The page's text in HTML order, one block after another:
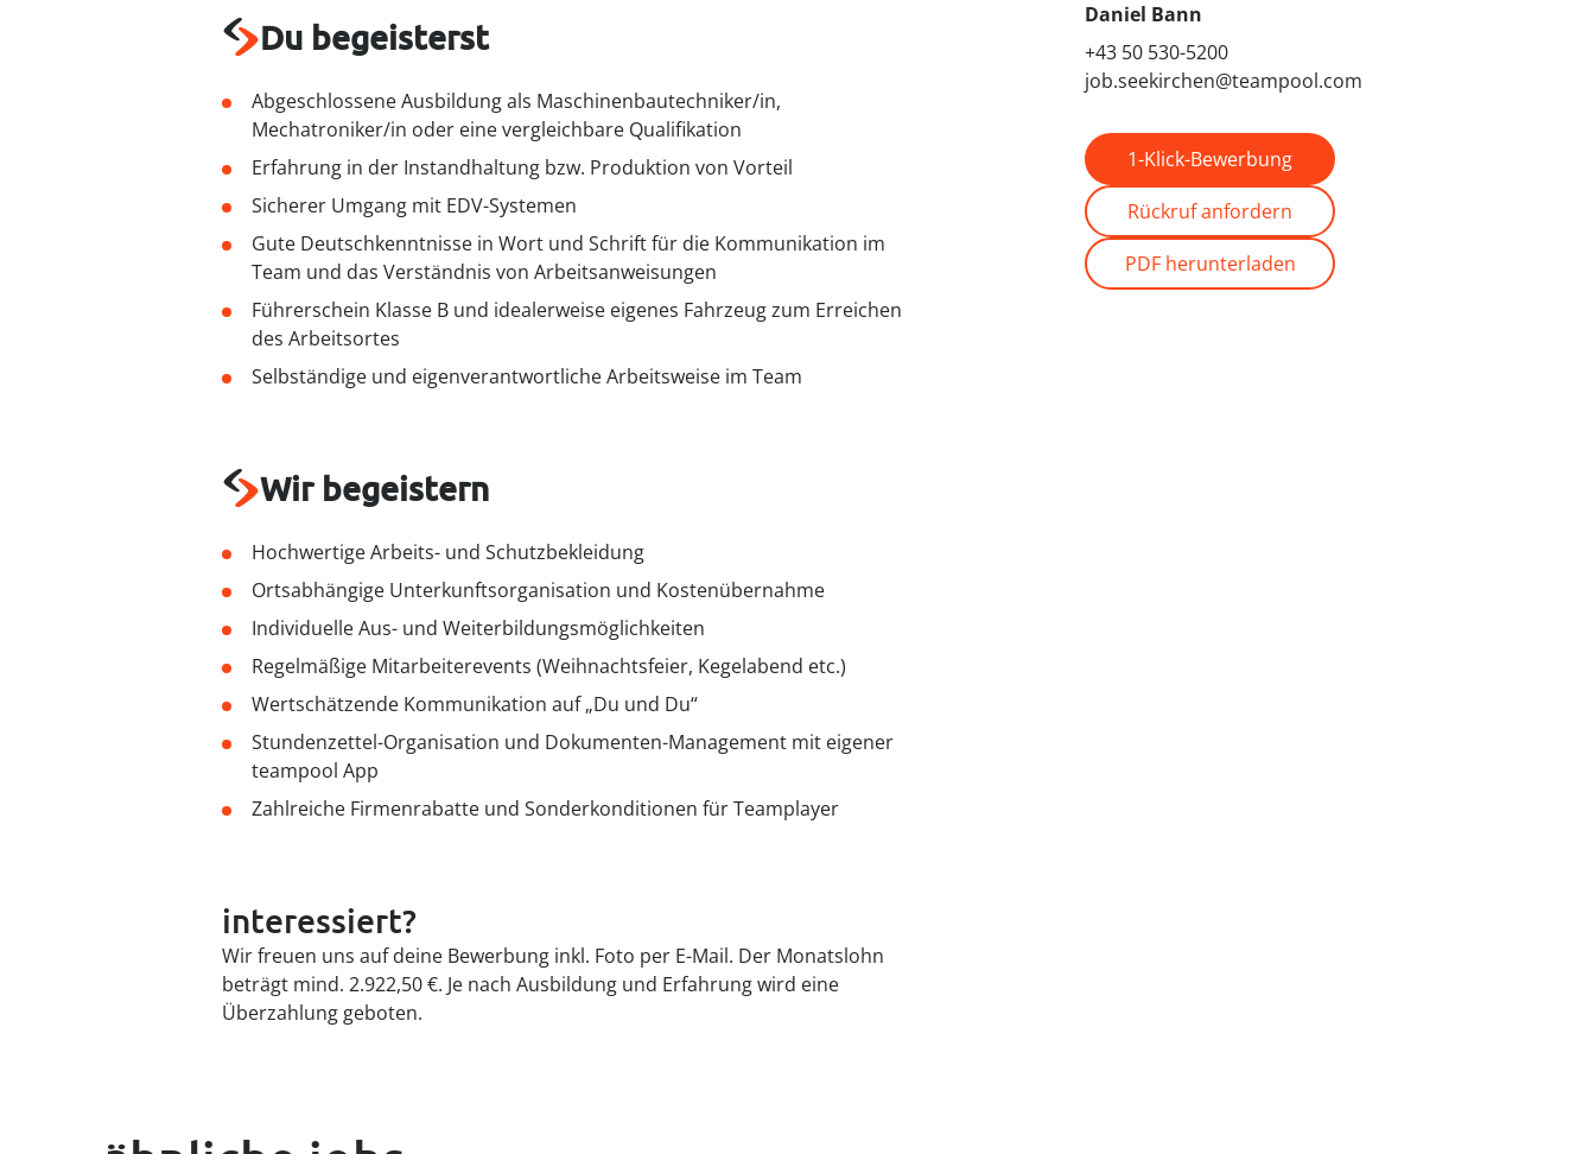
Du begeisterst
Abgeschlossene Ausbildung als Maschinenbautechniker/in,
Mechatroniker/in oder eine vergleichbare Qualifikation
Erfahrung in der Instandhaltung bzw. Produktion von Vorteil
Sicherer Umgang mit EDV-Systemen
Gute Deutschkenntnisse in Wort und Schrift für die Kommunikation im
Team und das Verständnis von Arbeitsanweisungen
Führerschein Klasse B und idealerweise eigenes Fahrzeug zum Erreichen
des Arbeitsortes
Selbständige und eigenverantwortliche Arbeitsweise im Team
Wir begeistern
Hochwertige Arbeits- und Schutzbekleidung
Ortsabhängige Unterkunftsorganisation und Kostenübernahme
Individuelle Aus- und Weiterbildungsmöglichkeiten
Regelmäßige Mitarbeiterevents (Weihnachtsfeier, Kegelabend etc.)
Wertschätzende Kommunikation auf „Du und Du“
Stundenzettel-Organisation und Dokumenten-Management mit eigener
teampool App
Zahlreiche Firmenrabatte und Sonderkonditionen für Teamplayer
interessiert?
Wir freuen uns auf deine Bewerbung inkl. Foto per E-Mail. Der Monatslohn
beträgt mind. 2.922,50 €. Je nach Ausbildung und Erfahrung wird eine
Überzahlung geboten.
Daniel Bann
+43 50 530-5200
job.seekirchen@teampool.com
1-Klick-Bewerbung
Rückruf anfordern
PDF herunterladen